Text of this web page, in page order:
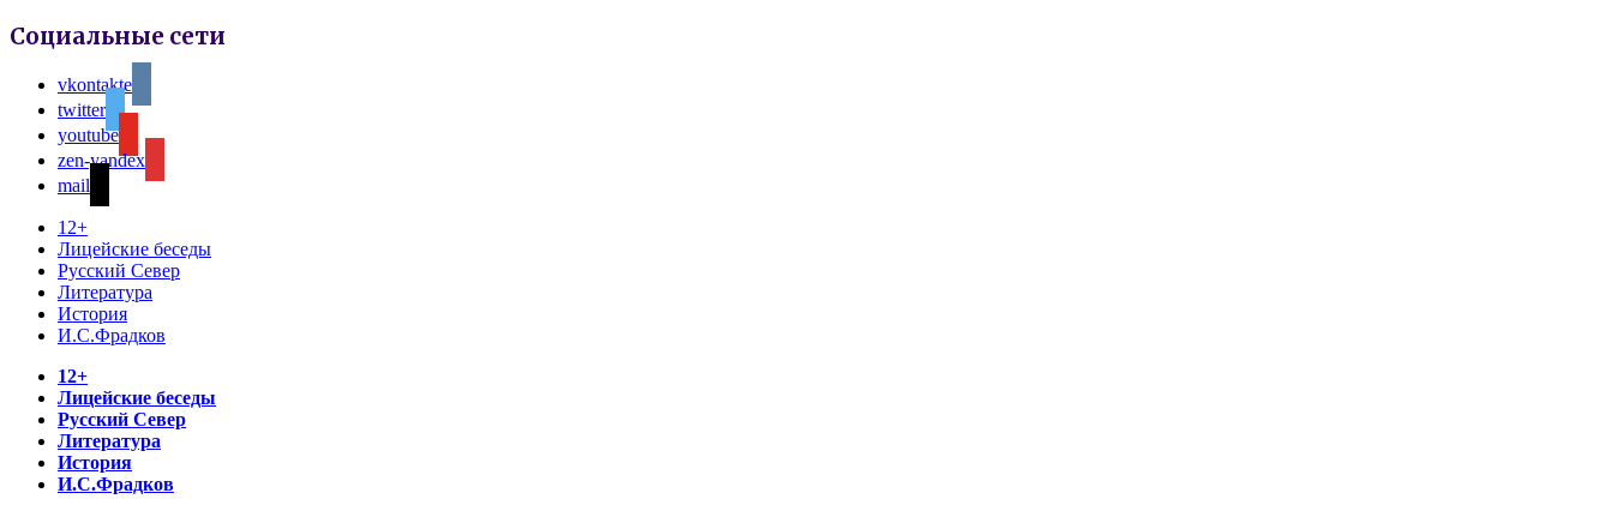
Социальные сети
vkontakte
twitter
youtube
zen-yandex
mail
12+
Лицейские беседы
Русский Север
Литература
История
И.С.Фрадков
12+
Лицейские беседы
Русский Север
Литература
История
И.С.Фрадков